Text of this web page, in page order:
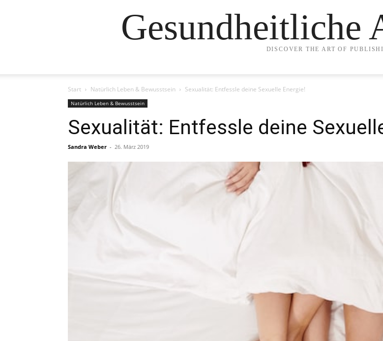
Gesundheitliche
DISCOVER THE ART OF
Start Natürlich Leben & Bewusstsein Sexualität: Entfessle deine Sexuelle Energie!
Natürlich Leben & Bewusstsein
Sexualität: Entfessle deine
Sandra Weber - 26. März 2019